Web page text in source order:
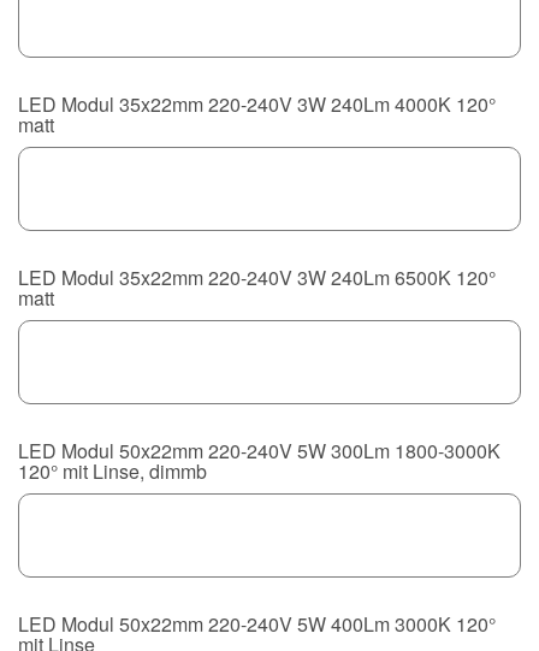
LED Modul 35x22mm 220-240V 3W 240Lm 4000K 120°
matt
LED Modul 35x22mm 220-240V 3W 240Lm 6500K 120°
matt
LED Modul 50x22mm 220-240V 5W 300Lm 1800-3000K
120° mit Linse, dimmb
LED Modul 50x22mm 220-240V 5W 400Lm 3000K 120°
mit Linse